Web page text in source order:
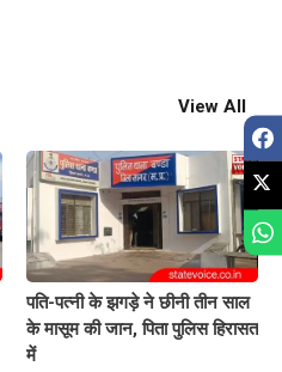
View All
पति-पत्नी के झगड़े ने छीनी तीन साल
के मासूम की जान, पिता पुलिस हिरासत
में